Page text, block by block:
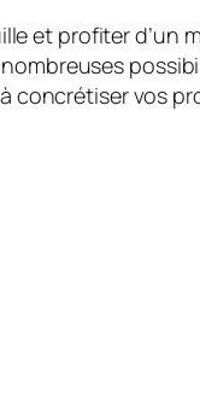
et profiter d’un
concrétiser vos